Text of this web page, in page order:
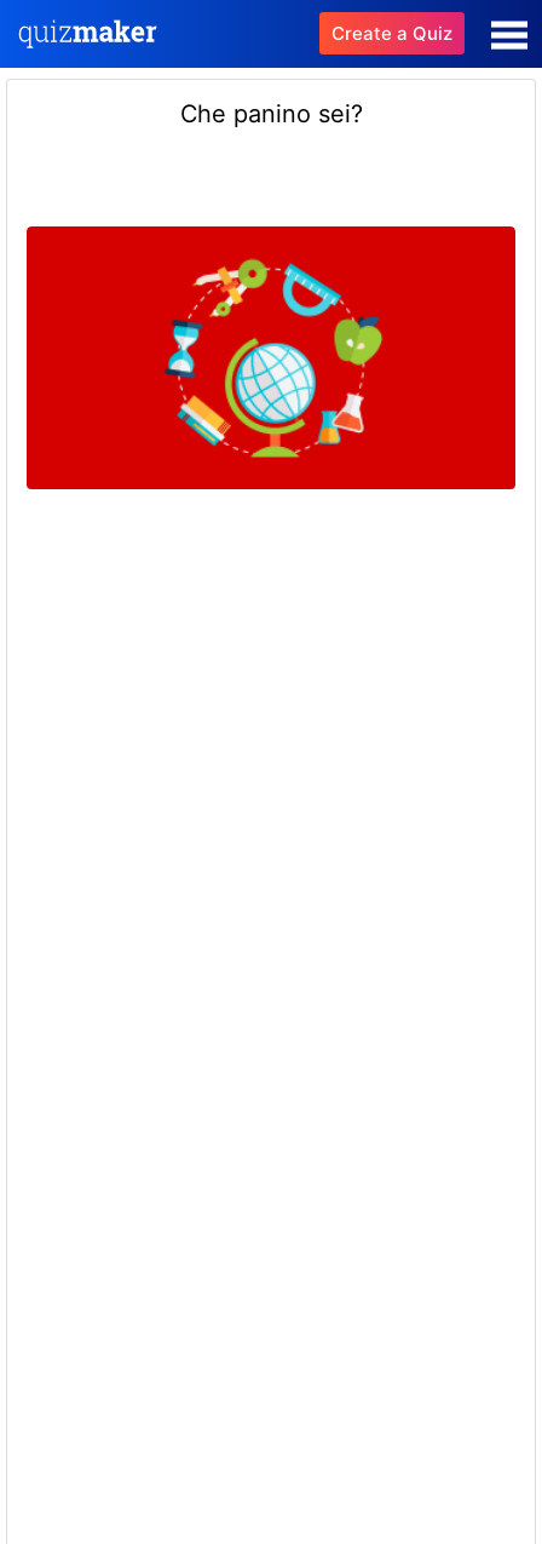
Create a Quiz
Che panino sei?